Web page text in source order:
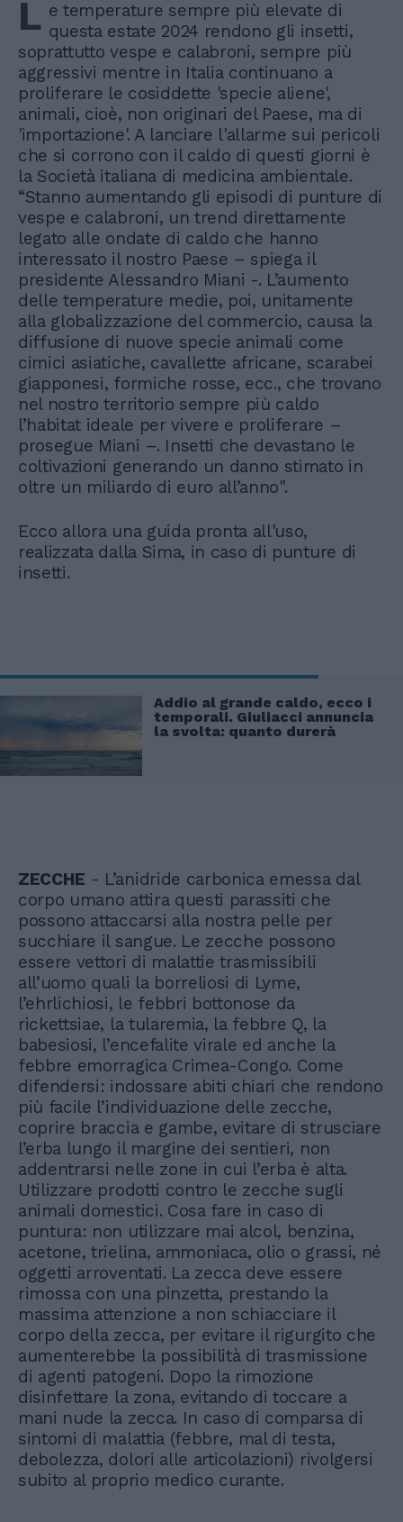
L e temperature sempre più elevate di
questa estate 2024 rendono gli insetti,
soprattutto vespe e calabroni, sempre più
aggressivi mentre in Italia continuano a
proliferare le cosiddette 'specie aliene',
animali, cioè, non originari del Paese, ma di
'importazione'. A lanciare l'allarme sui pericoli
che si corrono con il caldo di questi giorni è
la Società italiana di medicina ambientale.
“Stanno aumentando gli episodi di punture di
vespe e calabroni, un trend direttamente
legato alle ondate di caldo che hanno
interessato il nostro Paese – spiega il
presidente Alessandro Miani -. L’aumento
delle temperature medie, poi, unitamente
alla globalizzazione del commercio, causa la
diffusione di nuove specie animali come
cimici asiatiche, cavallette africane, scarabei
giapponesi, formiche rosse, ecc., che trovano
nel nostro territorio sempre più caldo
l’habitat ideale per vivere e proliferare –
prosegue Miani –. Insetti che devastano le
coltivazioni generando un danno stimato in
oltre un miliardo di euro all’anno".
Ecco allora una guida pronta all'uso,
realizzata dalla Sima, in caso di punture di
insetti.
Addio al grande caldo, ecco i
temporali. Giuliacci annuncia
la svolta: quanto durerà
ZECCHE - L’anidride carbonica emessa dal
corpo umano attira questi parassiti che
possono attaccarsi alla nostra pelle per
succhiare il sangue. Le zecche possono
essere vettori di malattie trasmissibili
all’uomo quali la borreliosi di Lyme,
l’ehrlichiosi, le febbri bottonose da
rickettsiae, la tularemia, la febbre Q, la
babesiosi, l’encefalite virale ed anche la
febbre emorragica Crimea-Congo. Come
difendersi: indossare abiti chiari che rendono
più facile l’individuazione delle zecche,
coprire braccia e gambe, evitare di strusciare
l’erba lungo il margine dei sentieri, non
addentrarsi nelle zone in cui l’erba è alta.
Utilizzare prodotti contro le zecche sugli
animali domestici. Cosa fare in caso di
puntura: non utilizzare mai alcol, benzina,
acetone, trielina, ammoniaca, olio o grassi, né
oggetti arroventati. La zecca deve essere
rimossa con una pinzetta, prestando la
massima attenzione a non schiacciare il
corpo della zecca, per evitare il rigurgito che
aumenterebbe la possibilità di trasmissione
di agenti patogeni. Dopo la rimozione
disinfettare la zona, evitando di toccare a
mani nude la zecca. In caso di comparsa di
sintomi di malattia (febbre, mal di testa,
debolezza, dolori alle articolazioni) rivolgersi
subito al proprio medico curante.